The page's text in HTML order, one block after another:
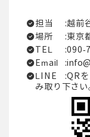
担当
:越前
場所
:東京
TEL
:090-
Email
:
LINE
:QR
み取り下さい